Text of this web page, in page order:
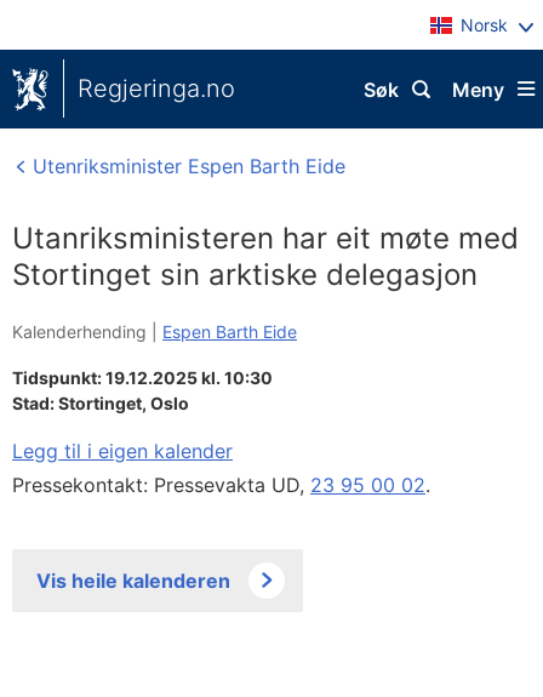
Norsk
Regjeringa.no Meny
Søk
Utenriksminister Espen Barth Eide
Utanriksministeren har eit møte med
Stortinget sin arktiske delegasjon
Kalenderhending | Espen Barth Eide
Tidspunkt: 19.12.2025 kl. 10:30
Stad:Stortinget, Oslo
Legg til i eigen kalender
Pressekontakt: Pressevakta UD, 23 95 00 02.
Vis heile kalenderen